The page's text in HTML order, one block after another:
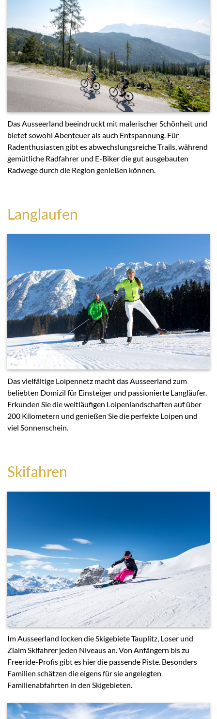
Das Ausseerland beeindruckt mit malerischer Schönheit und
bietet sowohl Abenteuer als auch Entspannung. Für
Radenthusiasten gibt es abwechslungsreiche Trails, während
gemütliche Radfahrer und E-Biker die gut ausgebauten
Radwege durch die Region genießen können.
Langlaufen
Das vielfältige Loipennetz macht das Ausseerland zum
beliebten Domizil für Einsteiger und passionierte Langläufer.
Erkunden Sie die weitläufigen Loipenlandschaften auf über
200 Kilometern und genießen Sie die perfekte Loipen und
viel Sonnenschein.
Skifahren
Im Ausseerland locken die Skigebiete Tauplitz, Loser und
Zlaim Skifahrer jeden Niveaus an. Von Anfängern bis zu
Freeride-Profis gibt es hier die passende Piste. Besonders
Familien schätzen die eigens für sie angelegten
Familienabfahrten in den Skigebieten.